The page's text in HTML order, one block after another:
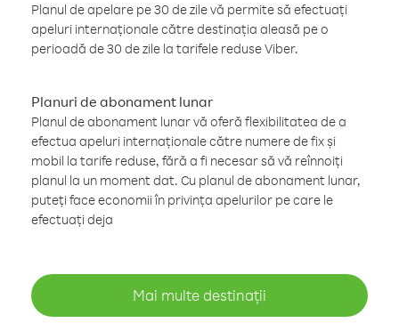
Planul de apelare pe 30 de zile vă permite să efectuați
apeluri internaționale către destinația aleasă pe o
perioadă de 30 de zile la tarifele reduse Viber.
Planuri de abonament lunar
Planul de abonament lunar vă oferă flexibilitatea de a
efectua apeluri internaționale către numere de fix și
mobil la tarife reduse, fără a fi necesar să vă reînnoiți
planul la un moment dat. Cu planul de abonament lunar,
puteți face economii în privința apelurilor pe care le
efectuați deja
Mai multe destinații